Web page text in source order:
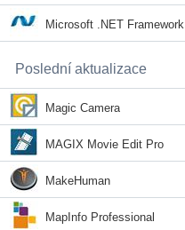
Microsoft .NET Framework
Poslední aktualizace
Magic Camera
MAGIX Movie Edit Pro
MakeHuman
MapInfo Professional